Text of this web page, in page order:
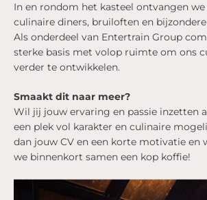
In en rondom het kasteel ontvangen
culinaire diners, bruiloften en
Als onderdeel van Entertrain Group
sterke basis met volop ruimte om ons
verder te ontwikkelen.
Smaakt dit naar meer?
Wil jij jouw ervaring en passie inzetten
een plek vol karakter en culinaire
dan jouw CV en een korte motivatie en
we binnenkort samen een kop koffie!